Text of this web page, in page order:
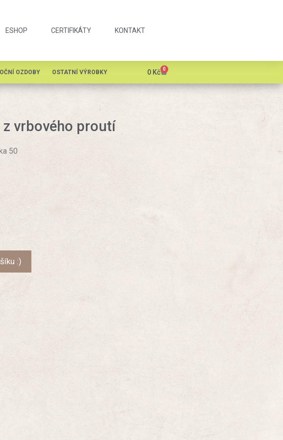
ESHOP CERTIFIKÁTY KONTAKT
OZDOBY OSTATNÍ VÝROBKY 0 Kč 0
z vrbového proutí
50
:)